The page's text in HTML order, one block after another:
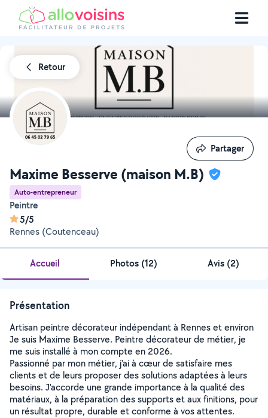
Retour
Maxime Besserve (maison M.B)
Auto-entrepreneur
Peintre
5/5
Rennes (Coutenceau)
Partager
Partager
Accueil Photos (12) Avis (2)
Présentation
Artisan peintre décorateur indépendant à Rennes et environ
Je suis Maxime Besserve. Peintre décorateur de métier, je
me suis installé à mon compte en 2026.
Passionné par mon métier, j'ai à cœur de satisfaire mes
clients et de leurs proposer des solutions adaptées à leurs
besoins. J'accorde une grande importance à la qualité des
matériaux, à la préparation des supports et aux finitions, pour
un résultat propre, durable et conforme à vos attentes.